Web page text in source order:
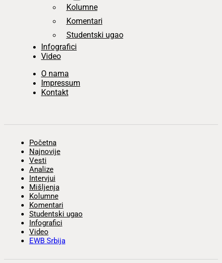
Kolumne
Komentari
Studentski ugao
Infografici
Video
O nama
Impressum
Kontakt
Početna
Najnovije
Vesti
Analize
Intervjui
Mišljenja
Kolumne
Komentari
Studentski ugao
Infografici
Video
EWB Srbija